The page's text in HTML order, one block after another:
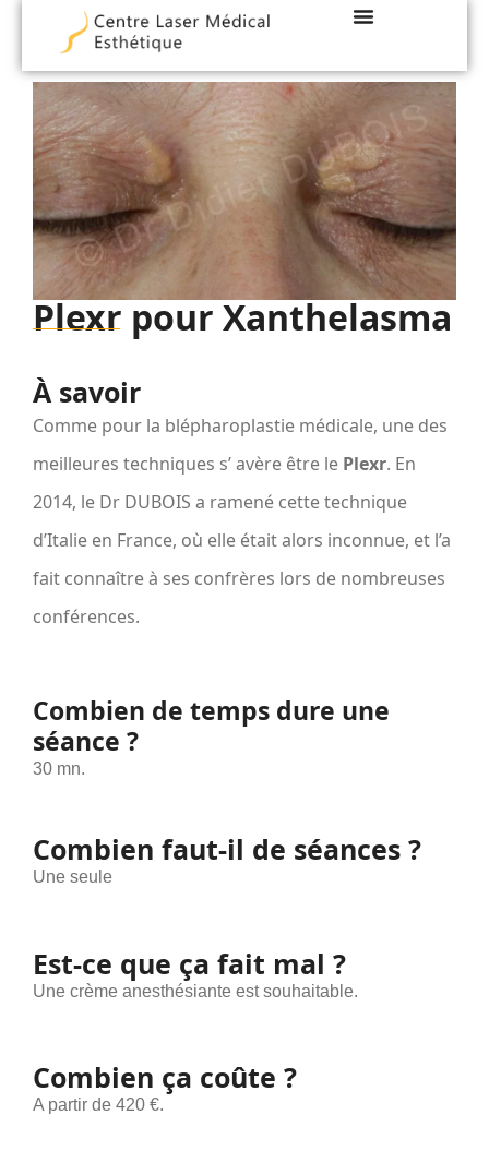
Plexr pour Xanthelasma
À savoir
Comme pour la blépharoplastie médicale, une des
meilleures techniques s’ avère être le Plexr. En
2014, le Dr DUBOIS a ramené cette technique
d’Italie en France, où elle était alors inconnue, et l’a
fait connaître à ses confrères lors de nombreuses
conférences.
Combien de temps dure une
séance ?
30 mn.
Combien faut-il de séances ?
Une seule
Est-ce que ça fait mal ?
Une crème anesthésiante est souhaitable.
Combien ça coûte ?
A partir de 420 €.